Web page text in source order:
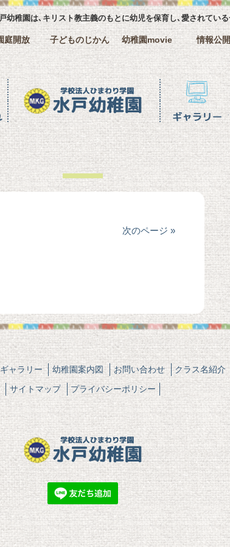
稚園は､キリスト教主義のもとに幼児を保育し､愛されてい
庭開放 子どものじかん 幼稚園movie 情報公開
ギャラリー クラス名紹介
次のページ »
ギャラリー 幼稚園案内図 お問い合わせ クラス名紹介
サイトマップ
プライバシーポリシー